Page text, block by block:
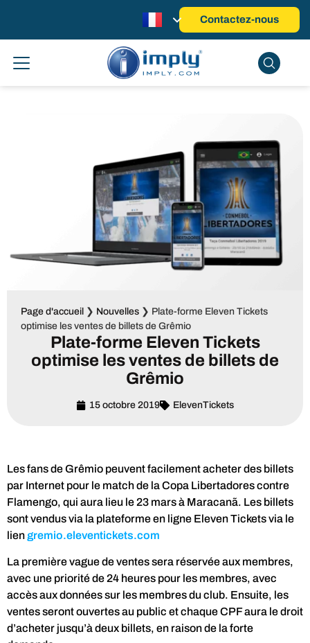
Contactez-nous
Page d'accueil ❯ Nouvelles ❯ Plate-forme Eleven Tickets
optimise les ventes de billets de Grêmio
Plate-forme Eleven Tickets
optimise les ventes de billets de
Grêmio
15 octobre 2019 ElevenTickets
Les fans de Grêmio peuvent facilement acheter des billets
par Internet pour le match de la Copa Libertadores contre
Flamengo, qui aura lieu le 23 mars à Maracanã. Les billets
sont vendus via la plateforme en ligne Eleven Tickets via le
liengremio.eleventickets.com
La première vague de ventes sera réservée aux membres,
avec une priorité de 24 heures pour les membres, avec
accès aux données sur les membres du club. Ensuite, les
ventes seront ouvertes au public et chaque CPF aura le droit
d’acheter jusqu’à deux billets, en raison de la forte